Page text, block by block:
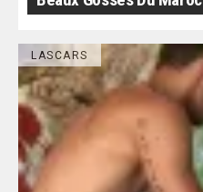
LASCARS